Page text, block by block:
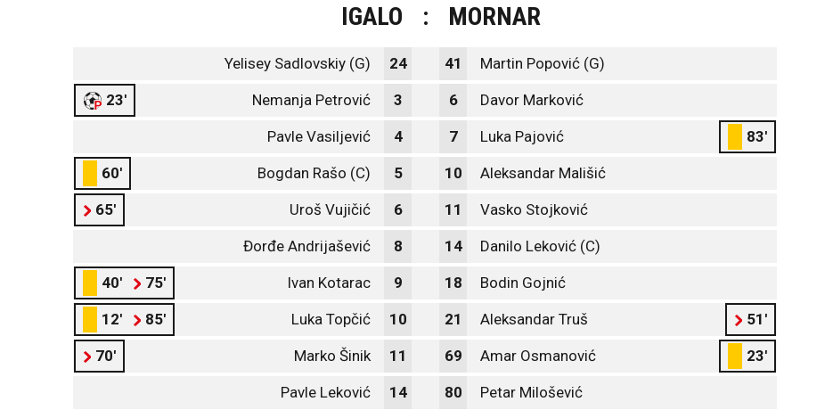
IGALO : MORNAR
Yelisey Sadlovskiy (G) 24 41 Martin Popović (G)
23' Nemanja Petrović 3 6 Davor Marković
Pavle Vasiljević 4 7 Luka Pajović 83'
60' Bogdan Rašo (C) 5 10 Aleksandar Mališić
65' Uroš Vujičić 6 11 Vasko Stojković
Đorđe Andrijašević 8 14 Danilo Leković (C)
40' 75' Ivan Kotarac 9 18 Bodin Gojnić
12' 85' Luka Topčić 10 21 Aleksandar Truš 51'
70' Marko Šinik 11 69 Amar Osmanović 23'
Pavle Leković 14 80 Petar Milošević